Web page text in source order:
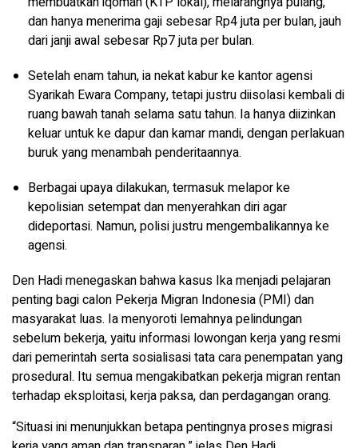
dan hanya menerima gaji sebesar Rp4 juta per bulan, jauh
dari janji awal sebesar Rp7 juta per bulan.
Setelah enam tahun, ia nekat kabur ke kantor agensi
Syarikah Ewara Company, tetapi justru diisolasi kembali di
ruang bawah tanah selama satu tahun. Ia hanya diizinkan
keluar untuk ke dapur dan kamar mandi, dengan perlakuan
buruk yang menambah penderitaannya.
Berbagai upaya dilakukan, termasuk melapor ke
kepolisian setempat dan menyerahkan diri agar
dideportasi. Namun, polisi justru mengembalikannya ke
agensi.
Den Hadi menegaskan bahwa kasus Ika menjadi pelajaran
penting bagi calon Pekerja Migran Indonesia (PMI) dan
masyarakat luas. Ia menyoroti lemahnya pelindungan
sebelum bekerja, yaitu informasi lowongan kerja yang resmi
dari pemerintah serta sosialisasi tata cara penempatan yang
prosedural. Itu semua mengakibatkan pekerja migran rentan
terhadap eksploitasi, kerja paksa, dan perdagangan orang.
“Situasi ini menunjukkan betapa pentingnya proses migrasi